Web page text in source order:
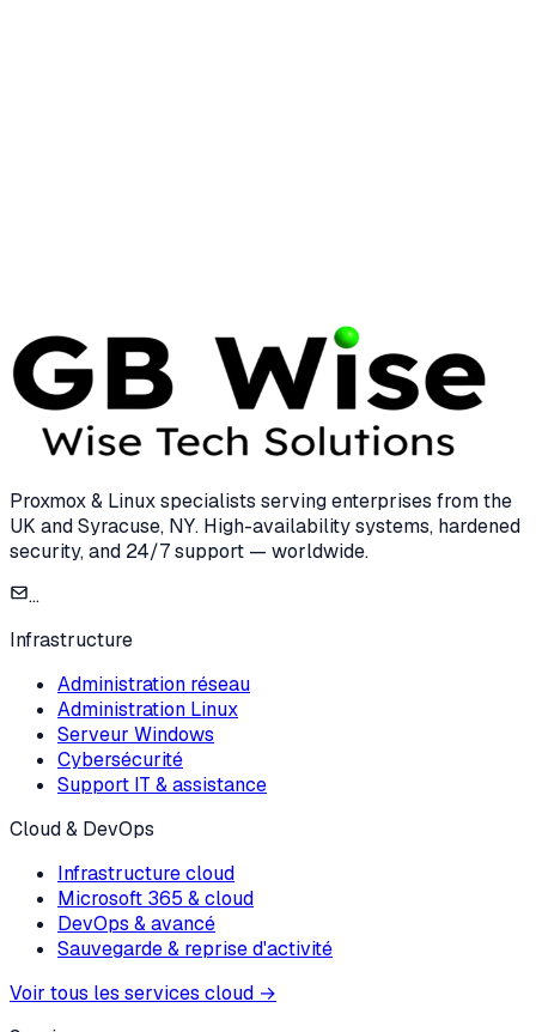
Proxmox & Linux specialists serving enterprises from the
UK and Syracuse, NY. High-availability systems, hardened
security, and 24/7 support — worldwide.
...
Infrastructure
Administration réseau
Administration Linux
Serveur Windows
Cybersécurité
Support IT & assistance
Cloud & DevOps
Infrastructure cloud
Microsoft 365 & cloud
DevOps & avancé
Sauvegarde & reprise d'activité
Voir tous les services cloud →